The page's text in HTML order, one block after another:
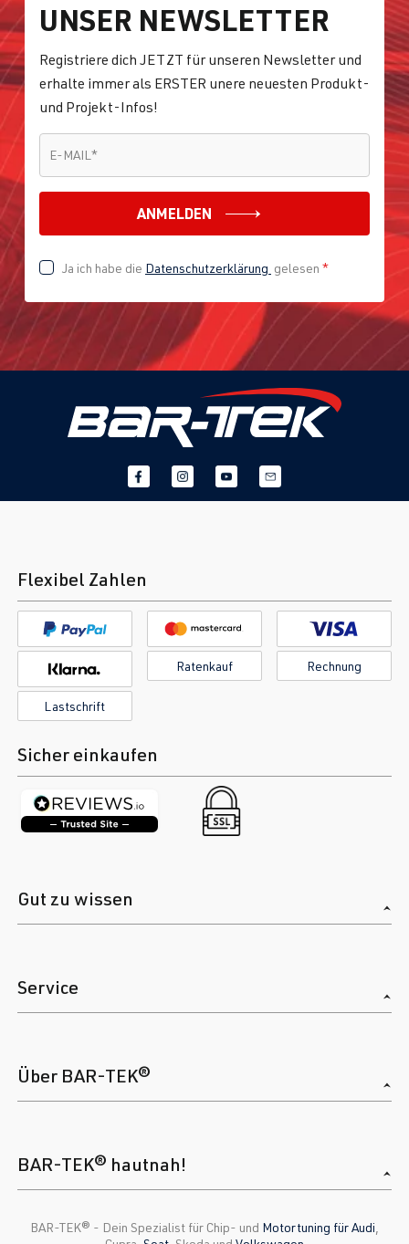
UNSER NEWSLETTER
Registriere dich JETZT für unseren Newsletter und
erhalte immer als ERSTER unere neuesten Produkt-
und Projekt-Infos!
E-MAIL *
ANMELDEN
Ja ich habe die Datenschutzerklärung gelesen *
Flexibel Zahlen
Ratenkauf Rechnung
Lastschrift
Sicher einkaufen
Gut zu wissen
Service
Über BAR-TEK®
BAR-TEK® hautnah!
BAR-TEK®️ - Dein Spezialist für Chip- und Motortuning für Audi